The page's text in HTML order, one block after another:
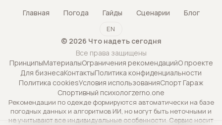
Главная Погода Гайды Сценарии Блог
EN
© 2026 Что надеть сегодня
Все права защищены
ПринципыМатериалыОграничения рекомендацийО проекте
Для бизнесаКонтактыПолитика конфиденциальности
Политика cookiesУсловия использованияСпорт Гараж
Спортивный психологzerno.one
Рекомендации по одежде формируются автоматически на базе
погодных данных и алгоритмов ИИ, но могут быть неточными и
не учитывают все индивидуальные особенности. Сервис носит